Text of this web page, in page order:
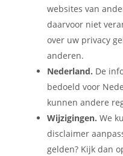
websites van
daarvoor niet
over uw privacy
anderen.
Nederland. De
bedoeld voor
kunnen andere
Wijzigingen. We
disclaimer
gelden? Kijk dan